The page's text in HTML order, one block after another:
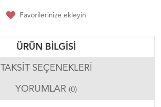
Favorilerinize ekleyin
ÜRÜN BILGISI
TAKSIT SEÇENEKLERI
YORUMLAR (0)